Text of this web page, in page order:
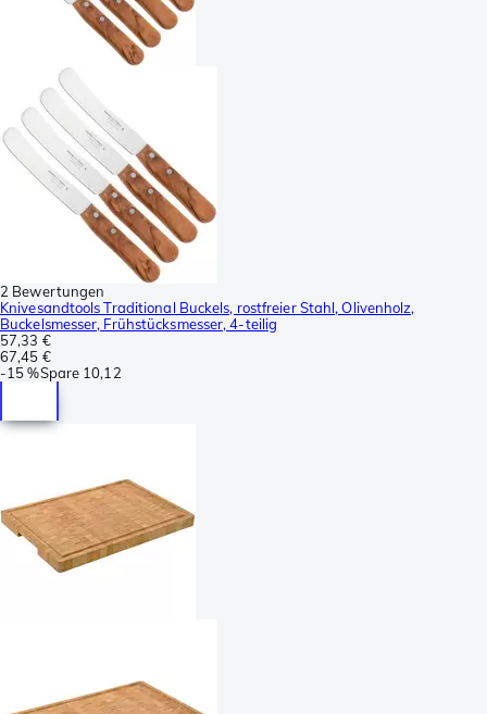
2 Bewertungen
Knivesandtools Traditional Buckels, rostfreier Stahl, Olivenholz,
Buckelsmesser, Frühstücksmesser, 4-teilig
57,33 €
67,45 €
-15 %Spare 10,12